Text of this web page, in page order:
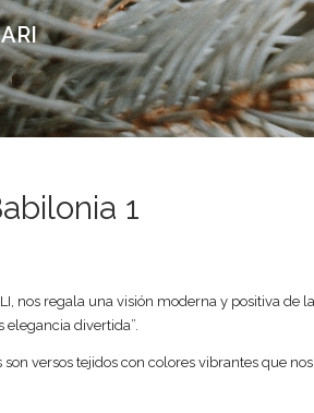
1
nos regala una visión moderna y positiva de
elegancia divertida”.
son versos tejidos con colores vibrantes que